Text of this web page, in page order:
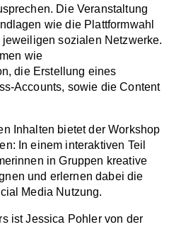
Die Veranstaltung
wie die Plattformwahl
sozialen Netzwerke.
wie
die Erstellung eines
Accounts, sowie die Content
Inhalten bietet der Workshop
In einem interaktiven Teil
in Gruppen kreative
und erlernen dabei die
Media Nutzung.
ist Jessica Pohler von der